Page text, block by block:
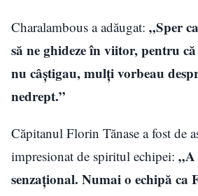
Charalambous a adăugat: „Sper
să ne ghideze în viitor, pentru
nu câştigau, mulţi vorbeau
nedrept.”
Căpitanul Florin Tănase a fost de
impresionat de spiritul echipei: „A
senzaţional. Numai o echipă ca